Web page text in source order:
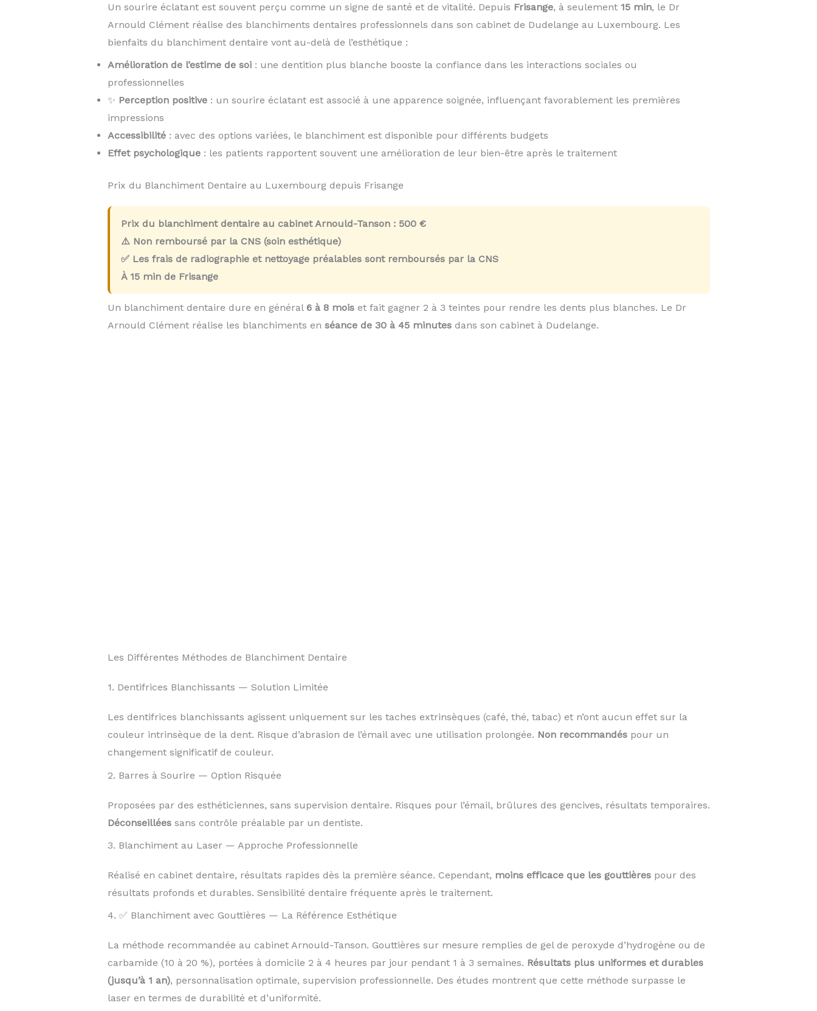
Un sourire éclatant est souvent perçu comme un signe de santé et de vitalité. Depuis Frisange, à seulement 15 min, le Dr
Arnould Clément réalise des blanchiments dentaires professionnels dans son cabinet de Dudelange au Luxembourg. Les
bienfaits du blanchiment dentaire vont au-delà de l’esthétique :
Amélioration de l’estime de soi: une dentition plus blanche booste la confiance dans les interactions sociales ou
professionnelles
✨ Perception positive: un sourire éclatant est associé à une apparence soignée, influençant favorablement les premières
impressions
Accessibilité: avec des options variées, le blanchiment est disponible pour différents budgets
Effet psychologique: les patients rapportent souvent une amélioration de leur bien-être après le traitement
Prix du Blanchiment Dentaire au Luxembourg depuis Frisange
Prix du blanchiment dentaire au cabinet Arnould-Tanson : 500 €
⚠️ Non remboursé par la CNS (soin esthétique)
✅ Les frais de radiographie et nettoyage préalables sont remboursés par la CNS
À 15 minde Frisange
Un blanchiment dentaire dure en général 6 à 8 moiset fait gagner 2 à 3 teintes pour rendre les dents plus blanches. Le Dr
Arnould Clément réalise les blanchiments en séance de 30 à 45 minutesdans son cabinet à Dudelange.
Les Différentes Méthodes de Blanchiment Dentaire
1. Dentifrices Blanchissants — Solution Limitée
Les dentifrices blanchissants agissent uniquement sur les taches extrinsèques (café, thé, tabac) et n’ont aucun effet sur la
couleur intrinsèque de la dent. Risque d’abrasion de l’émail avec une utilisation prolongée. Non recommandéspour un
changement significatif de couleur.
2. Barres à Sourire — Option Risquée
Proposées par des esthéticiennes, sans supervision dentaire. Risques pour l’émail, brûlures des gencives, résultats temporaires.
Déconseilléessans contrôle préalable par un dentiste.
3. Blanchiment au Laser — Approche Professionnelle
Réalisé en cabinet dentaire, résultats rapides dès la première séance. Cependant, moins efficace que les gouttièrespour des
résultats profonds et durables. Sensibilité dentaire fréquente après le traitement.
4. ✅ Blanchiment avec Gouttières — La Référence Esthétique
La méthode recommandée au cabinet Arnould-Tanson. Gouttières sur mesure remplies de gel de peroxyde d’hydrogène ou de
carbamide (10 à 20 %), portées à domicile 2 à 4 heures par jour pendant 1 à 3 semaines. Résultats plus uniformes et durables
(jusqu’à 1 an), personnalisation optimale, supervision professionnelle. Des études montrent que cette méthode surpasse le
laser en termes de durabilité et d’uniformité.